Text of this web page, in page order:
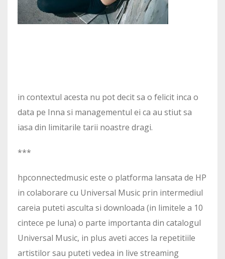
in contextul acesta nu pot decit sa o felicit inca o
data pe Inna si managementul ei ca au stiut sa
iasa din limitarile tarii noastre dragi.
***
hpconnectedmusic este o platforma lansata de HP
in colaborare cu Universal Music prin intermediul
careia puteti asculta si downloada (in limitele a 10
cintece pe luna) o parte importanta din catalogul
Universal Music, in plus aveti acces la repetitiile
artistilor sau puteti vedea in live streaming